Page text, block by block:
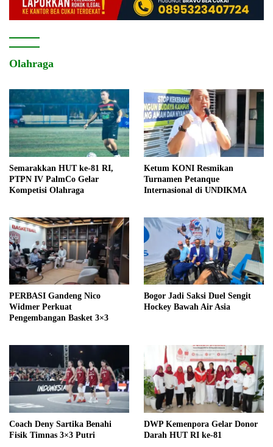
Olahraga
Semarakkan HUT ke-81 RI,
PTPN IV PalmCo Gelar
Kompetisi Olahraga
Ketum KONI Resmikan
Turnamen Petanque
Internasional di UNDIKMA
PERBASI Gandeng Nico
Widmer Perkuat
Pengembangan Basket 3×3
Bogor Jadi Saksi Duel Sengit
Hockey Bawah Air Asia
Coach Deny Sartika Benahi
Fisik Timnas 3×3 Putri
DWP Kemenpora Gelar Donor
Darah HUT RI ke-81